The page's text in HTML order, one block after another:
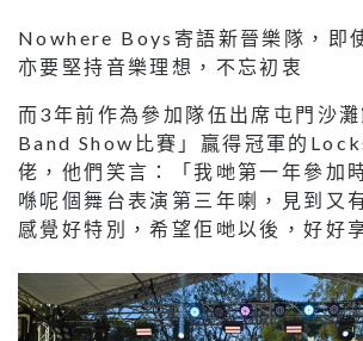
Nowhere Boys寄語新晉樂隊，即
亦要堅持音樂理想，不忘初衷
而3年前作為參加隊伍出席屯門沙
Band Show比賽」贏得冠軍的
佬，他們笑言：「我哋第一年參加
喺呢個舞台表演第三年喇，見到又
感覺好特別，希望佢哋以後，好好